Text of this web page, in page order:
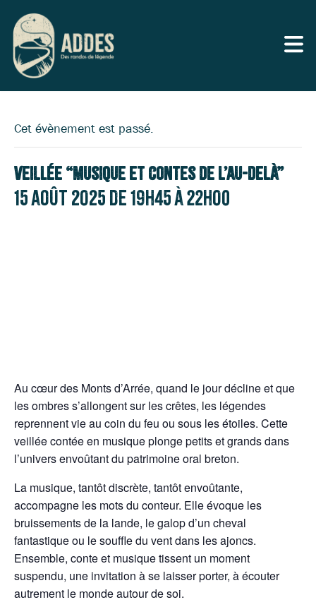
Cet évènement est passé.
Veillée “Musique et contes de l’au-delà”
15 août 2025 de 19h45à22h00
Au cœur des Monts d’Arrée, quand le jour décline et que
les ombres s’allongent sur les crêtes, les légendes
reprennent vie au coin du feu ou sous les étoiles. Cette
veillée contée en musique plonge petits et grands dans
l’univers envoûtant du patrimoine oral breton.
La musique, tantôt discrète, tantôt envoûtante,
accompagne les mots du conteur. Elle évoque les
bruissements de la lande, le galop d’un cheval
fantastique ou le souffle du vent dans les ajoncs.
Ensemble, conte et musique tissent un moment
suspendu, une invitation à se laisser porter, à écouter
autrement le monde autour de soi.